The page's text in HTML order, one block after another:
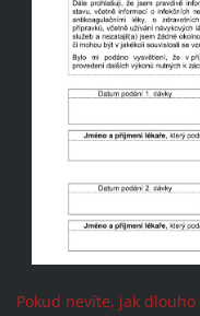
Pokud nevíte, jak